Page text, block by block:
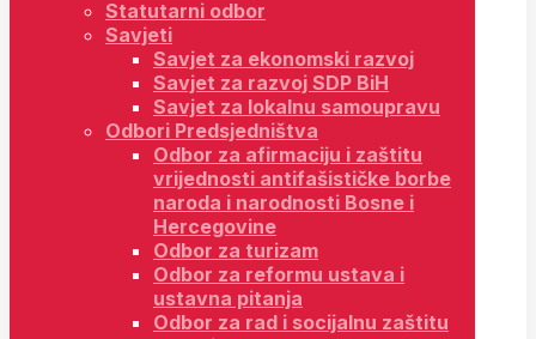
Statutarni odbor
Savjeti
Savjet za ekonomski razvoj
Savjet za razvoj SDP BiH
Savjet za lokalnu samoupravu
Odbori Predsjedništva
Odbor za afirmaciju i zaštitu
vrijednosti antifašističke borbe
naroda i narodnosti Bosne i
Hercegovine
Odbor za turizam
Odbor za reformu ustava i
ustavna pitanja
Odbor za rad i socijalnu zaštitu